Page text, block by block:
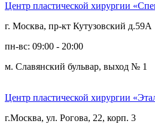
Центр пластической хирургии
г. Москва, пр-кт Кутузовский д.59А
пн-вс: 09:00 - 20:00
м. Славянский бульвар, выход № 1
Центр пластической хирургии
г.Москва, ул. Рогова, 22, корп. 3